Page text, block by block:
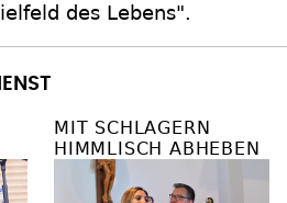
des Lebens".
MIT SCHLAGERN
HIMMLISCH ABHEBEN